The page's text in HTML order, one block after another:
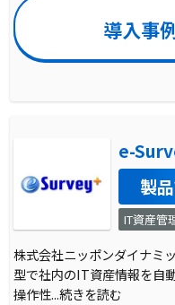
導入事
e-
製
IT資産管
株式会社ニッポンダイナミ
型で社内のIT資産情報を自
操作性...続きを読む